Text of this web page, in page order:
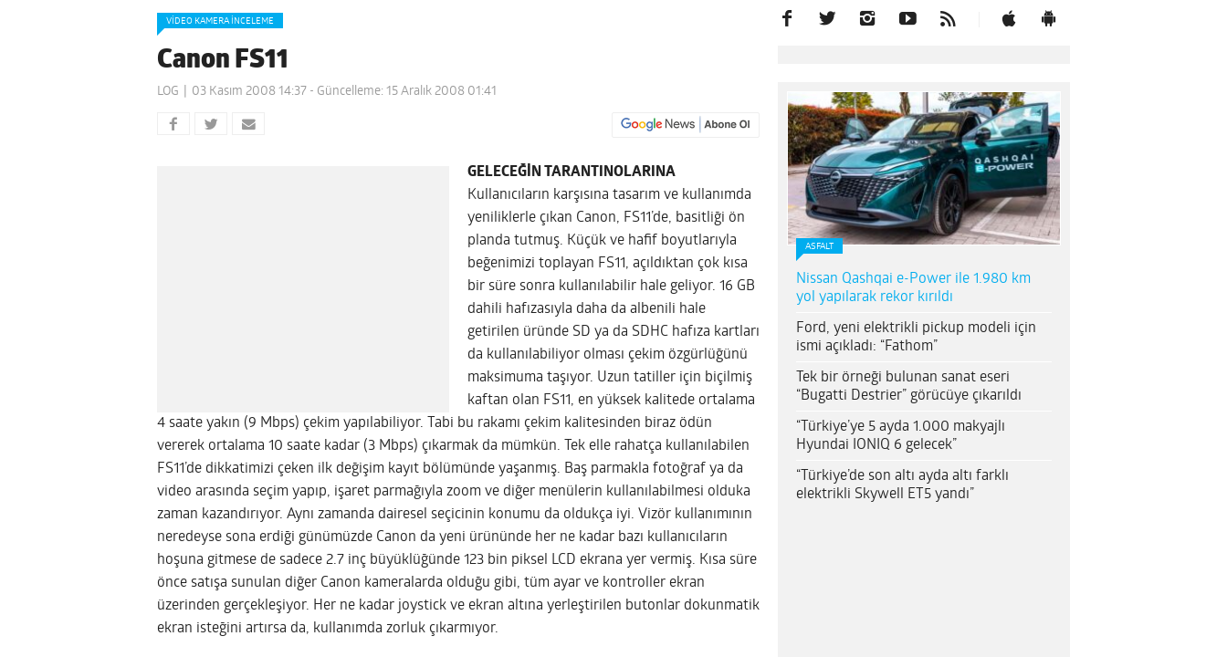
VIDEO KAMERA İNCELEME
Canon FS11
LOG 03 Kasım 2008 14:37 - Güncelleme: 15 Aralık 2008 01:41
GELECEĞİN TARANTINOLARINA
Kullanıcıların karşısına tasarım ve kullanımda
yeniliklerle çıkan Canon, FS11’de, basitliği ön
planda tutmuş. Küçük ve hafif boyutlarıyla
beğenimizi toplayan FS11, açıldıktan çok kısa
bir süre sonra kullanılabilir hale geliyor. 16 GB
dahili hafızasıyla daha da albenili hale
getirilen üründe SD ya da SDHC hafıza kartları
da kullanılabiliyor olması çekim özgürlüğünü
maksimuma taşıyor. Uzun tatiller için biçilmiş
kaftan olan FS11, en yüksek kalitede ortalama
4 saate yakın (9 Mbps) çekim yapılabiliyor. Tabi bu rakamı çekim kalitesinden biraz ödün
vererek ortalama 10 saate kadar (3 Mbps) çıkarmak da mümkün. Tek elle rahatça kullanılabilen
FS11’de dikkatimizi çeken ilk değişim kayıt bölümünde yaşanmış. Baş parmakla fotoğraf ya da
video arasında seçim yapıp, işaret parmağıyla zoom ve diğer menülerin kullanılabilmesi olduka
zaman kazandırıyor. Aynı zamanda dairesel seçicinin konumu da oldukça iyi. Vizör kullanımının
neredeyse sona erdiği günümüzde Canon da yeni ürününde her ne kadar bazı kullanıcıların
hoşuna gitmese de sadece 2.7 inç büyüklüğünde 123 bin piksel LCD ekrana yer vermiş. Kısa süre
önce satışa sunulan diğer Canon kameralarda olduğu gibi, tüm ayar ve kontroller ekran
üzerinden gerçekleşiyor. Her ne kadar joystick ve ekran altına yerleştirilen butonlar dokunmatik
ekran isteğini artırsa da, kullanımda zorluk çıkarmıyor.
ASFALT
Nissan Qashqai e-Power ile 1.980 km
yol yapılarak rekor kırıldı
Ford, yeni elektrikli pickup modeli için
ismi açıkladı: “Fathom”
Tek bir örneği bulunan sanat eseri
“Bugatti Destrier” görücüye çıkarıldı
“Türkiye’ye 5 ayda 1.000 makyajlı
Hyundai IONIQ 6 gelecek”
“Türkiye’de son altı ayda altı farklı
elektrikli Skywell ET5 yandı”